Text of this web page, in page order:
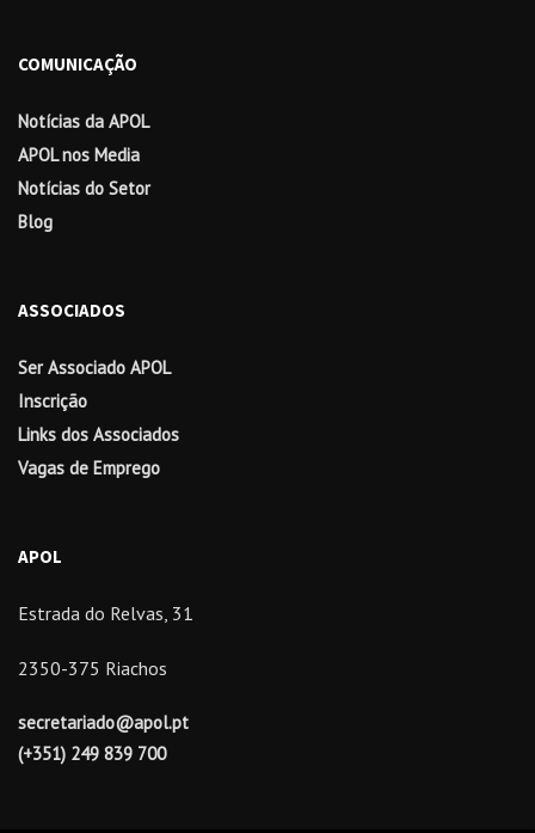
COMUNICAÇÃO
Notícias da APOL
APOL nos Media
Notícias do Setor
Blog
ASSOCIADOS
Ser Associado APOL
Inscrição
Links dos Associados
Vagas de Emprego
APOL
Estrada do Relvas, 31
2350-375 Riachos
secretariado@apol.pt
(+351) 249 839 700